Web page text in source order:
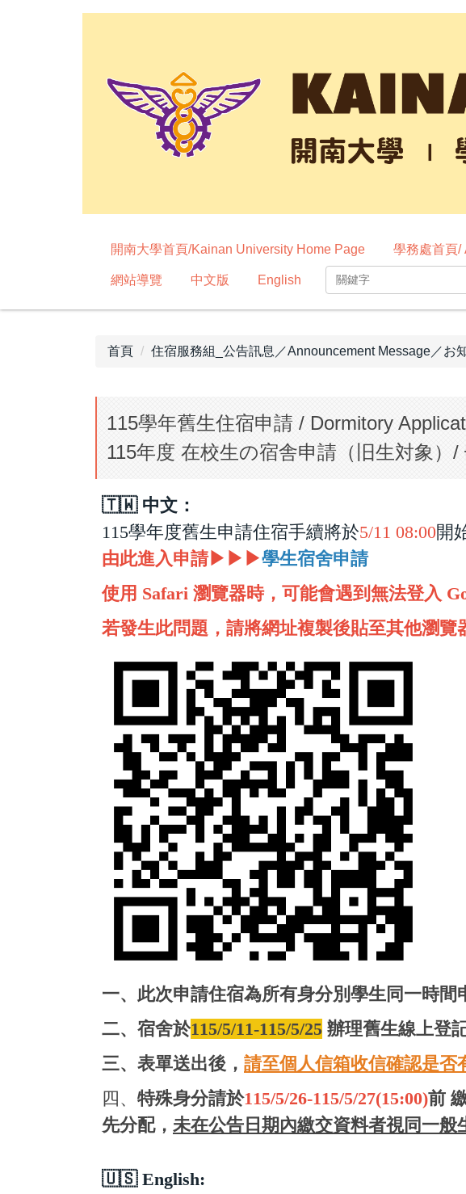
開南大學首頁/Kainan University Home Page 學務處首頁/
網站導覽 中文版 English
首頁 住宿服務組_公告訊息／Announcement Message／お
115學年舊生住宿申請 / Dormitory
115年度 在校生の宿舎申請（旧生対象
🇹🇼 中文：
115學年度舊生申請住宿手續將於5/11 08:00開
由此進入申請▶▶▶學生宿舍申請
使用 Safari 瀏覽器時，可能會遇到無法登入
若發生此問題，請將網址複製後貼至其他瀏覽
一、此次申請住宿為所有身分別學生同一時間
二、 宿舍於115/5/11-115/5/25 辦理舊生線上登
三、表單送出後， 請至個人信箱收信確認是否
四、 特殊身分請於115/5/26-115/5/27(15:00)前
先分配， 未在公告日期內繳交資料者視同一般
🇺🇸 English: